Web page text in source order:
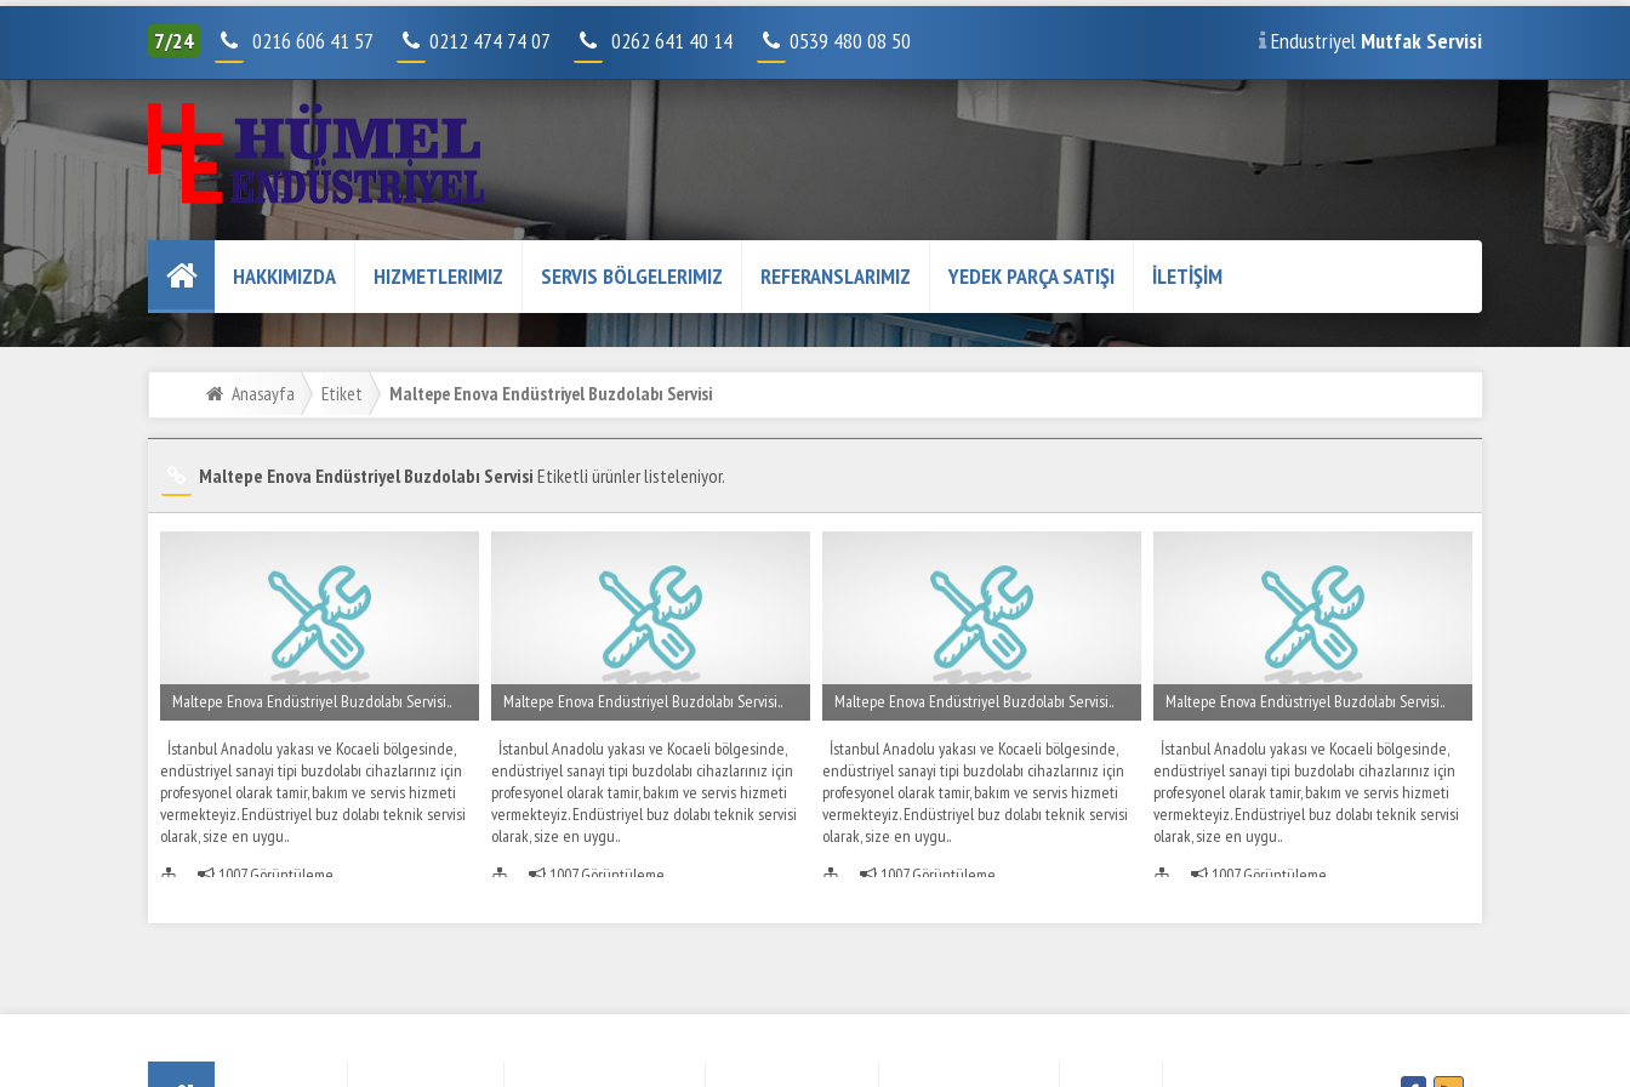
7/24 0216 606 41 57 0212 474 74 07 0262 641 40 14 0539 480 08 50 Endustriyel Mutfak Servisi
HAKKIMIZDA HIZMETLERIMIZ SERVIS BÖLGELERIMIZ REFERANSLARIMIZ YEDEK PARÇA SATIŞI İLETİŞİM
Anasayfa Etiket Maltepe Enova Endüstriyel Buzdolabı Servisi
Maltepe Enova Endüstriyel Buzdolabı Servisi Etiketli ürünler listeleniyor.
Maltepe Enova Endüstriyel Buzdolabı Servisi..
İstanbul Anadolu yakası ve Kocaeli bölgesinde,
endüstriyel sanayi tipi buzdolabı cihazlarınız için
profesyonel olarak tamir, bakım ve servis hizmeti
vermekteyiz. Endüstriyel buz dolabı teknik servisi
olarak, size en uygu..
1007 Görüntüleme
Maltepe Enova Endüstriyel Buzdolabı Servisi..
İstanbul Anadolu yakası ve Kocaeli bölgesinde,
endüstriyel sanayi tipi buzdolabı cihazlarınız için
profesyonel olarak tamir, bakım ve servis hizmeti
vermekteyiz. Endüstriyel buz dolabı teknik servisi
olarak, size en uygu..
1007 Görüntüleme
Maltepe Enova Endüstriyel Buzdolabı Servisi..
İstanbul Anadolu yakası ve Kocaeli bölgesinde,
endüstriyel sanayi tipi buzdolabı cihazlarınız için
profesyonel olarak tamir, bakım ve servis hizmeti
vermekteyiz. Endüstriyel buz dolabı teknik servisi
olarak, size en uygu..
1007 Görüntüleme
Maltepe Enova Endüstriyel Buzdolabı Servisi..
İstanbul Anadolu yakası ve Kocaeli bölgesinde,
endüstriyel sanayi tipi buzdolabı cihazlarınız için
profesyonel olarak tamir, bakım ve servis hizmeti
vermekteyiz. Endüstriyel buz dolabı teknik servisi
olarak, size en uygu..
1007 Görüntüleme